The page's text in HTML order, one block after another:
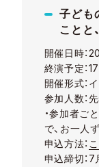
子ども
ことと
開催日時：
終演予定：
開催形式：
参加人数：
・参加者ご
で、お一人
申込方法：
申込締切：7